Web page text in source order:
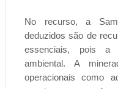
No recurso, a
deduzidos são de
essenciais, pois a
ambiental. A
operacionais como